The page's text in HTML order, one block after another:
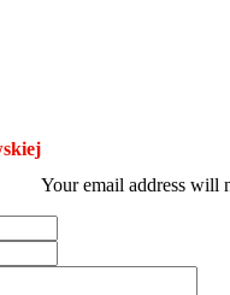
Your email address will